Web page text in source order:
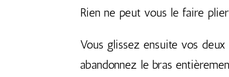
Rien ne peut vous le faire
Vous glissez ensuite vos
abandonnez le bras